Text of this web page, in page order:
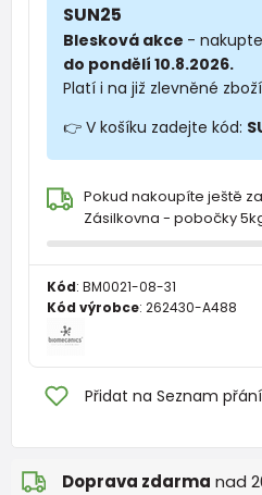
SUN25
Blesková akce -
do pondělí 10.8.2026.
Platí i na již zlevněné
👉 V košíku zadejte kód:
Pokud nakoupíte ještě za
Zásilkovna - pobočky
Kód: BM0021-08-31
Kód výrobce: 262430-A488
Přidat na Seznam přání
Doprava zdarma nad